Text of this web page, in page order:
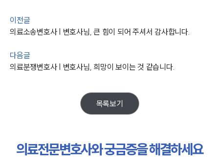
의료전문변호사
소식/자료
법률서식
뉴스레터/브로슈어
이전글
의료소송변호사 | 변호사님, 큰 힘이 되어 주셔서 감사합니다.
다음글
의료분쟁변호사 | 변호사님, 희망이 보이는 것 같습니다.
목록보기
의료전문변호사와 궁금증을 해결하세요